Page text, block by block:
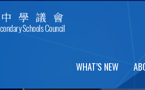
學議會
Schools Council
WHAT’S NEW